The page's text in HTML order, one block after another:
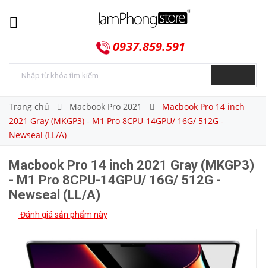
0937.859.591
Trang chủ Macbook Pro 2021
Macbook Pro 14 inch
2021 Gray (MKGP3) - M1 Pro 8CPU-14GPU/ 16G/ 512G -
Newseal (LL/A)
Macbook Pro 14 inch 2021 Gray (MKGP3)
- M1 Pro 8CPU-14GPU/ 16G/ 512G -
Newseal (LL/A)
Đánh giá sản phẩm này